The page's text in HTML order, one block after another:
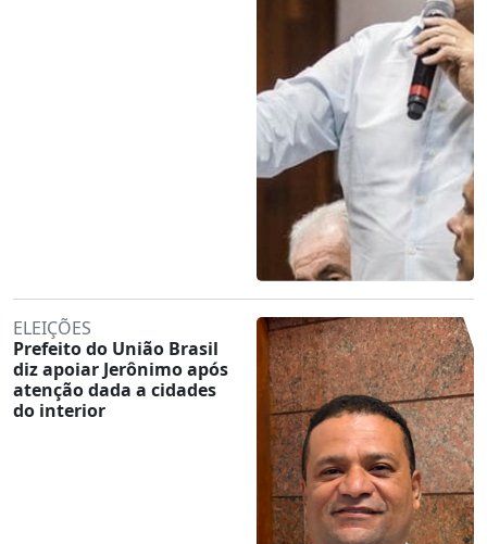
ELEIÇÕES
Prefeito do União Brasil
diz apoiar Jerônimo após
atenção dada a cidades
do interior